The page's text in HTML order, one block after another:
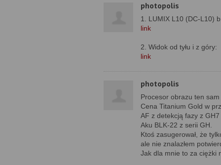
photopolis
1. LUMIX L10 (DC‑L10)
link
2. Widok od tyłu i z góry:
link
photopolis
Procesor obrazu ten
Cena Titanium Gold w
AF z detekcją fazy z
Aku BLK-22 z serii GH.
Ktoś zasugerował, że
ale nie znalazłem
Jak dla mnie to za ciężki